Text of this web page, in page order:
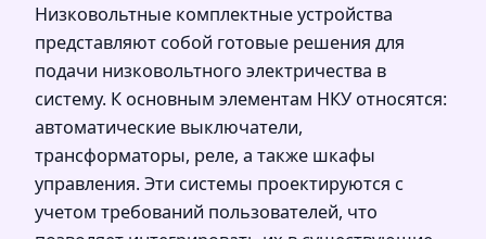
Низковольтные комплектные устройства
представляют собой готовые решения для
подачи низковольтного электричества в
систему. К основным элементам НКУ относятся:
автоматические выключатели,
трансформаторы, реле, а также шкафы
управления. Эти системы проектируются с
учетом требований пользователей, что